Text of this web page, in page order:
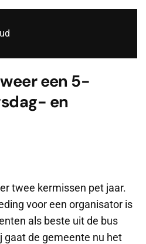
een 5-
en
twee kermissen pet jaar.
voor een organisator is
als beste uit de bus
gaat de gemeente nu het